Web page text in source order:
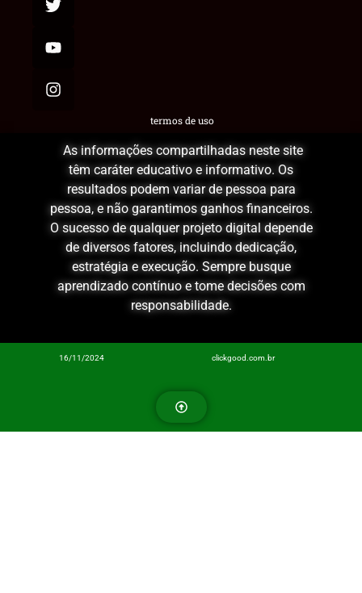
termos de uso
As informações compartilhadas neste site
têm caráter educativo e informativo. Os
resultados podem variar de pessoa para
pessoa, e não garantimos ganhos financeiros.
O sucesso de qualquer projeto digital depende
de diversos fatores, incluindo dedicação,
estratégia e execução. Sempre busque
aprendizado contínuo e tome decisões com
responsabilidade.
16/11/2024 clickgood.com.br